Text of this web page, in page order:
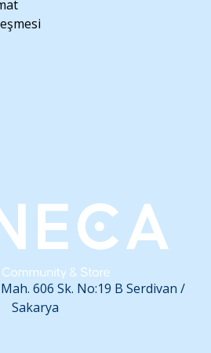
uzak tutulmalı ve yağmur
606 Sk. No:19 B Serdivan /
Sakarya